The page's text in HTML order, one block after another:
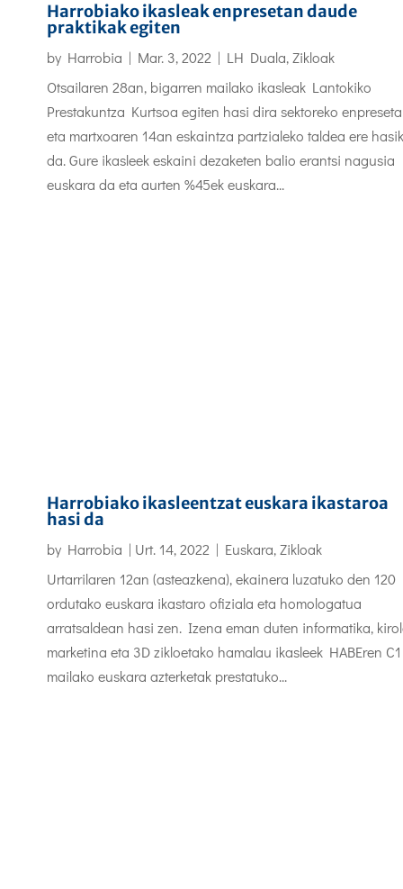
Harrobiako ikasleak enpresetan daude
praktikak egiten
by Harrobia | Mar. 3, 2022 | LH Duala,Zikloak
Otsailaren 28an, bigarren mailako ikasleak Lantokiko
Prestakuntza Kurtsoa egiten hasi dira sektoreko
eta martxoaren 14an eskaintza partzialeko taldea ere
da. Gure ikasleek eskaini dezaketen balio erantsi nagusia
euskara da eta aurten %45ek euskara...
Harrobiako ikasleentzat euskara ikastaroa
hasi da
by Harrobia | Urt. 14, 2022 | Euskara,Zikloak
Urtarrilaren 12an (asteazkena), ekainera luzatuko den 120
ordutako euskara ikastaro ofiziala eta homologatua
arratsaldean hasi zen. Izena eman duten informatika,
marketina eta 3D zikloetako hamalau ikasleek HABEren C1
mailako euskara azterketak prestatuko...